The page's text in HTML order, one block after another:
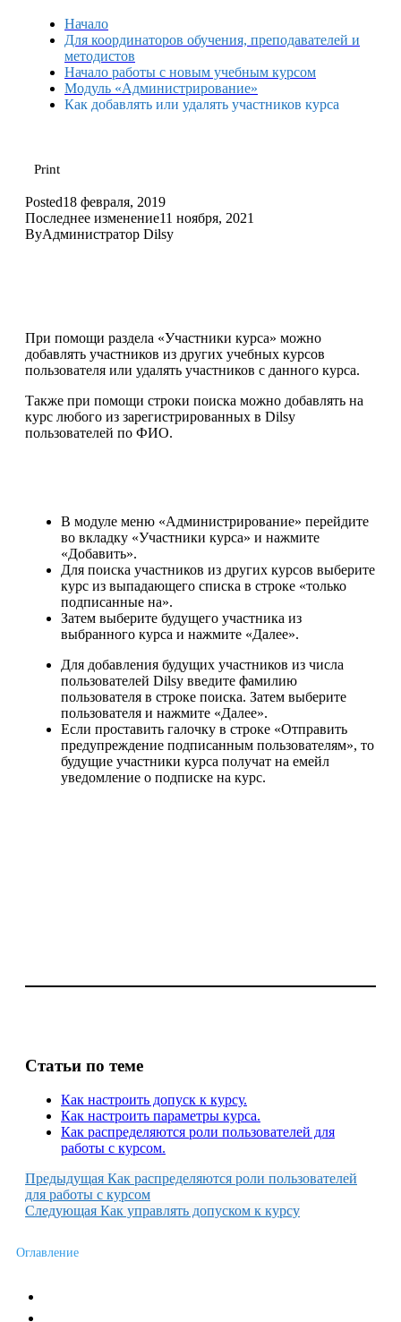
Начало
Для координаторов обучения, преподавателей и
методистов
Начало работы с новым учебным курсом
Модуль «Администрирование»
Как добавлять или удалять участников курса
Print
Posted18 февраля, 2019
Последнее изменение11 ноября, 2021
ByАдминистратор Dilsy
При помощи раздела «Участники курса» можно
добавлять участников из других учебных курсов
пользователя или удалять участников с данного курса.
Также при помощи строки поиска можно добавлять на
курс любого из зарегистрированных в Dilsy
пользователей по ФИО.
В модуле меню «Администрирование» перейдите
во вкладку «Участники курса» и нажмите
«Добавить».
Для поиска участников из других курсов выберите
курс из выпадающего списка в строке «только
подписанные на».
Затем выберите будущего участника из
выбранного курса и нажмите «Далее».
Для добавления будущих участников из числа
пользователей Dilsy введите фамилию
пользователя в строке поиска. Затем выберите
пользователя и нажмите «Далее».
Если проставить галочку в строке «Отправить
предупреждение подписанным пользователям», то
будущие участники курса получат на емейл
уведомление о подписке на курс.
Статьи по теме
Как настроить допуск к курсу.
Как настроить параметры курса.
Как распределяются роли пользователей для
работы с курсом.
Предыдущая Как распределяются роли пользователей
для работы с курсом
Следующая Как управлять допуском к курсу
Оглавление